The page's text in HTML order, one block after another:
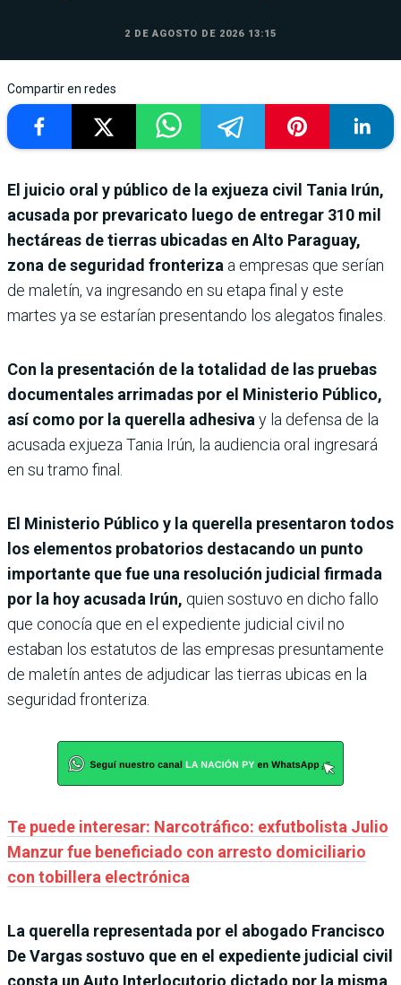
2 DE AGOSTO DE 2026 13:15
Compartir en redes
El juicio oral y público de la exjueza civil Tania Irún,
acusada por prevaricato luego de entregar 310 mil
hectáreas de tierras ubicadas en Alto Paraguay,
zona de seguridad fronteriza a empresas que serían
de maletín, va ingresando en su etapa final y este
martes ya se estarían presentando los alegatos finales.
Con la presentación de la totalidad de las pruebas
documentales arrimadas por el Ministerio Público,
así como por la querella adhesiva y la defensa de la
acusada exjueza Tania Irún, la audiencia oral ingresará
en su tramo final.
El Ministerio Público y la querella presentaron todos
los elementos probatorios destacando un punto
importante que fue una resolución judicial firmada
por la hoy acusada Irún, quien sostuvo en dicho fallo
que conocía que en el expediente judicial civil no
estaban los estatutos de las empresas presuntamente
de maletín antes de adjudicar las tierras ubicas en la
seguridad fronteriza.
Te puede interesar: Narcotráfico: exfutbolista Julio
Manzur fue beneficiado con arresto domiciliario
con tobillera electrónica
La querella representada por el abogado Francisco
De Vargas sostuvo que en el expediente judicial civil
consta un Auto Interlocutorio dictado por la misma